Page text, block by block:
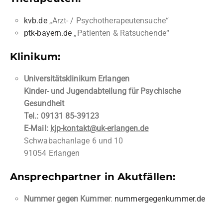
kvb.de„Arzt- / Psychotherapeutensuche“
ptk-bayern.de „Patienten & Ratsuchende“
Klinikum:
Universitätsklinikum Erlangen
Kinder- und Jugendabteilung für Psychische
Gesundheit
Tel.: 09131 85-39123
E-Mail: kjp-kontakt@uk-erlangen.de
Schwabachanlage 6 und 10
91054 Erlangen
Ansprechpartner in Akutfällen:
Nummer gegen Kummer: nummergegenkummer.de